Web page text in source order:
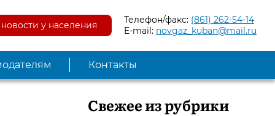
у населения Телефон/факс: (861) 262-54-14
E-mail: novgaz_kuban@mail.ru
Контакты
Свежее из рубрики